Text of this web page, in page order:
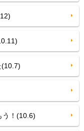
(10.7)
う！(10.6)